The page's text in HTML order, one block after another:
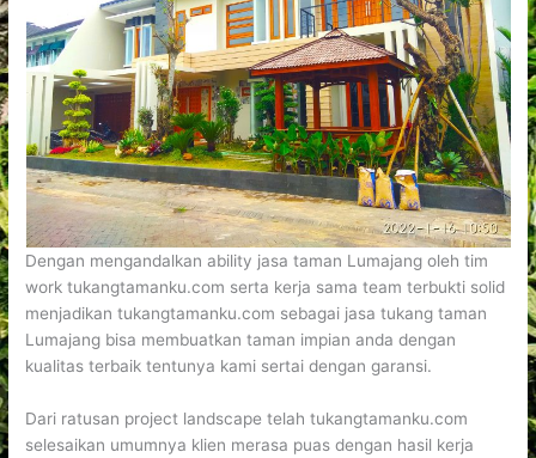
Dengan mengandalkan ability jasa taman Lumajang oleh tim
work tukangtamanku.com serta kerja sama team terbukti solid
menjadikan tukangtamanku.com sebagai jasa tukang taman
Lumajang bisa membuatkan taman impian anda dengan
kualitas terbaik tentunya kami sertai dengan garansi.
Dari ratusan project landscape telah tukangtamanku.com
selesaikan umumnya klien merasa puas dengan hasil kerja